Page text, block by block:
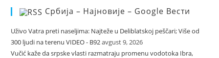
Србија – Најновије – Google Вести
Uživo Vatra preti naseljima: Najteže u Deliblatskoj peščari; Više od
300 ljudi na terenu VIDEO - B92avgust 9, 2026
Vučić kaže da srpske vlasti razmatraju promenu vodotoka Ibra,